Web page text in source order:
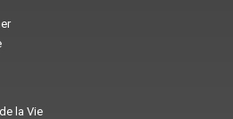
la Vie